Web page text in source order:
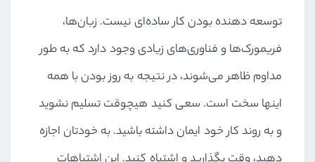
توسعه دهنده بودن کار ساده‌ای نیست. زبان‌ها،
فریمورک‌ها و فناوری‌های زیادی وجود دارد که به طور
مداوم ظاهر می‌شوند، در نتیجه به روز بودن با همه
اینها سخت است. سعی کنید هیچوقت تسلیم نشوید
و به روند کار خود ایمان داشته باشید. به خودتان اجازه